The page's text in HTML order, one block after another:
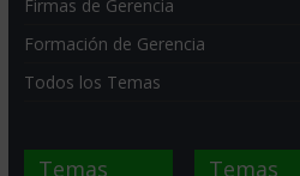
Firmas de Gerencia
Formación de Gerencia
Todos los Temas
Temas
Temas